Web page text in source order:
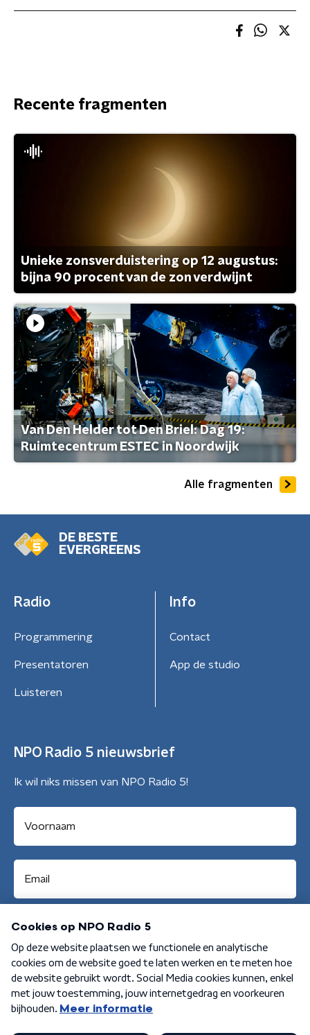
Recente fragmenten
Unieke zonsverduistering op 12 augustus:
bijna 90 procent van de zon verdwijnt
Van Den Helder tot Den Briel: Dag 19:
Ruimtecentrum ESTEC in Noordwijk
Alle fragmenten
DE BESTE
EVERGREENS
Radio
Programmering
Presentatoren
Luisteren
Info
Contact
App de studio
NPO Radio 5 nieuwsbrief
Ik wil niks missen van NPO Radio 5!
Aanmelden
Algemene voorwaarden Privacybeleid